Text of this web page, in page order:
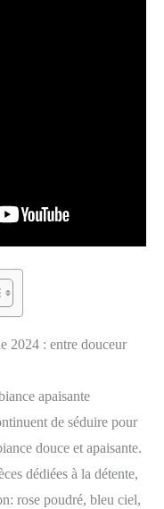
2024 : entre douceur
apaisante
de séduire pour
douce et apaisante.
dédiées à la détente,
rose poudré, bleu ciel,